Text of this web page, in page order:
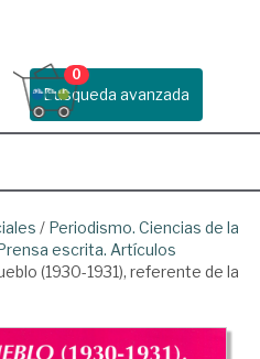
Busqueda avanzada
0
/ Periodismo. Ciencias de la
escrita. Artículos
(1930-1931), referente de la